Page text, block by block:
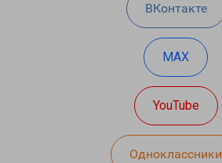
ВКонтакте
MAX
YouTube
Одноклассники